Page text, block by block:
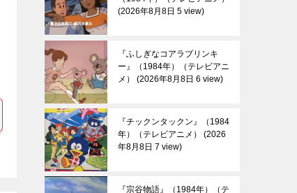
2026年8月8日 5 view
『ふしぎなコアラブリンキ
ー』（1984年）（テレビアニ
メ）
2026年8月8日 6 view
『チックンタックン』（1984
年）（テレビアニメ）
2026
年8月8日 7 view
『宗谷物語』（1984年）（テ